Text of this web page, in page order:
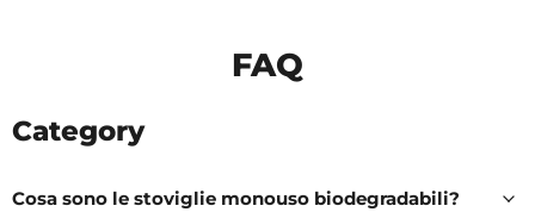
FAQ
Category
Cosa sono le stoviglie monouso biodegradabili?